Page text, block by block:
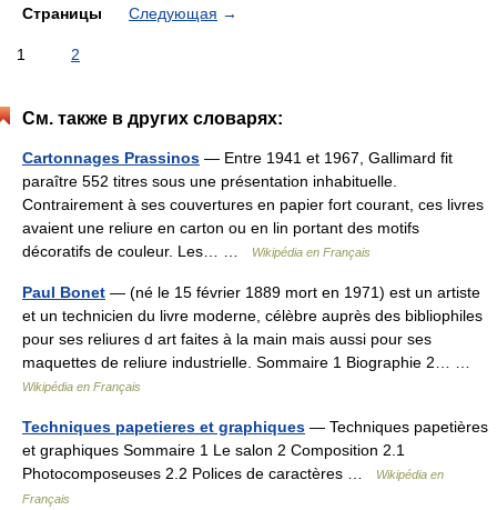
Страницы Следующая →
1 2
См. также в других словарях:
Cartonnages Prassinos — Entre 1941 et 1967, Gallimard fit
paraître 552 titres sous une présentation inhabituelle.
Contrairement à ses couvertures en papier fort courant, ces livres
avaient une reliure en carton ou en lin portant des motifs
décoratifs de couleur. Les… …
Wikipédia en Français
Paul Bonet — (né le 15 février 1889 mort en 1971) est un artiste
et un technicien du livre moderne, célèbre auprès des bibliophiles
pour ses reliures d art faites à la main mais aussi pour ses
maquettes de reliure industrielle. Sommaire 1 Biographie 2… …
Wikipédia en Français
Techniques papetieres et graphiques — Techniques papetières
et graphiques Sommaire 1 Le salon 2 Composition 2.1
Photocomposeuses 2.2 Polices de caractères …
Wikipédia en
Français